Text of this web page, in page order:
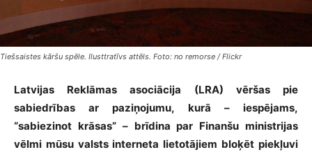
Tiešsaistes kāršu spēle. Ilusttratīvs attēls. Foto: no remorse / Flickr
Latvijas Reklāmas asociācija (LRA) vēršas pie
sabiedrības ar paziņojumu, kurā – iespējams,
“sabiezinot krāsas” – brīdina par Finanšu ministrijas
vēlmi mūsu valsts interneta lietotājiem bloķēt piekļuvi